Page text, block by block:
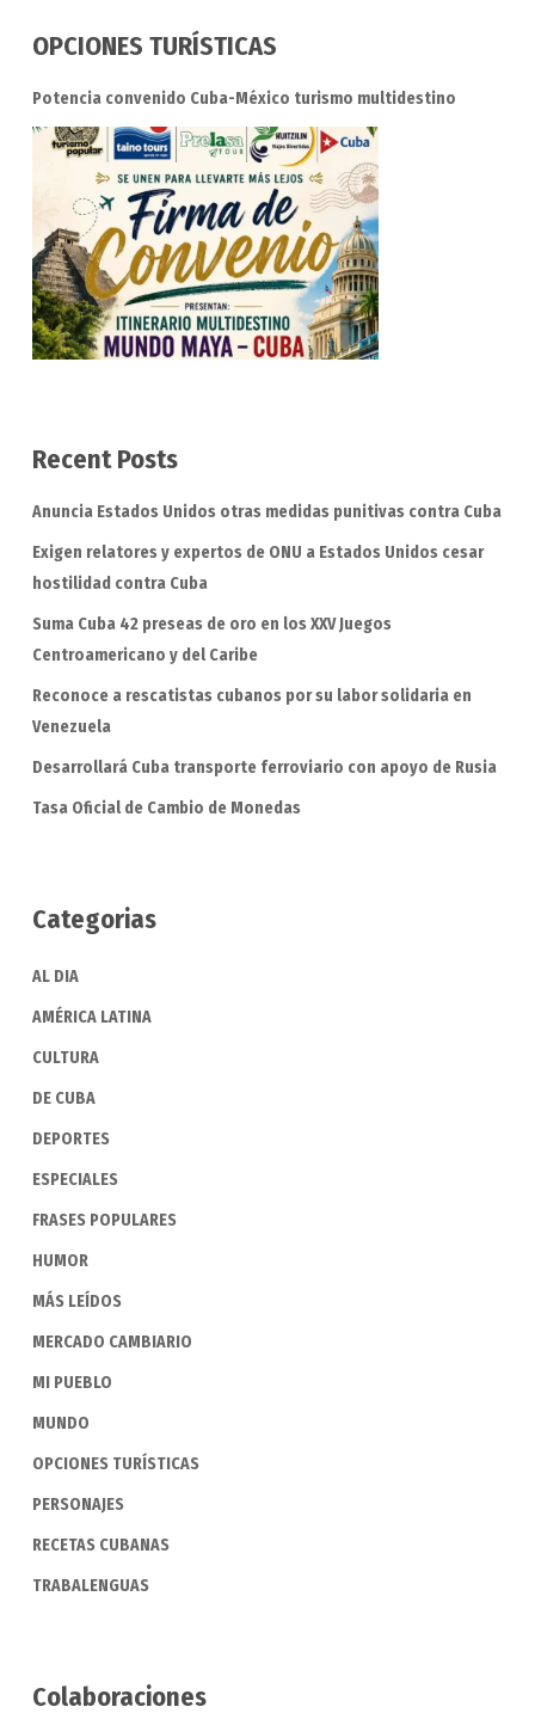
OPCIONES TURÍSTICAS
Potencia convenido Cuba-México turismo multidestino
Recent Posts
Anuncia Estados Unidos otras medidas punitivas contra Cuba
Exigen relatores y expertos de ONU a Estados Unidos cesar
hostilidad contra Cuba
Suma Cuba 42 preseas de oro en los XXV Juegos
Centroamericano y del Caribe
Reconoce a rescatistas cubanos por su labor solidaria en
Venezuela
Desarrollará Cuba transporte ferroviario con apoyo de Rusia
Tasa Oficial de Cambio de Monedas
Categorias
AL DIA
AMÉRICA LATINA
CULTURA
DE CUBA
DEPORTES
ESPECIALES
FRASES POPULARES
HUMOR
MÁS LEÍDOS
MERCADO CAMBIARIO
MI PUEBLO
MUNDO
OPCIONES TURÍSTICAS
PERSONAJES
RECETAS CUBANAS
TRABALENGUAS
Colaboraciones